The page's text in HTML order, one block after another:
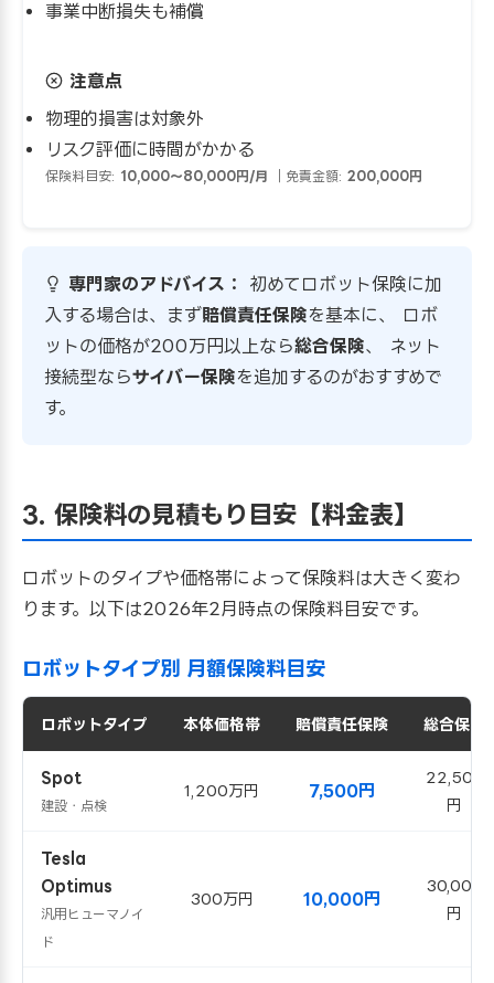
事業中断損失も補償
注意点
物理的損害は対象外
リスク評価に時間がかかる
保険料目安: 10,000〜80,000円/月 ｜免責金額: 200,000円
専門家のアドバイス：
初めてロボット保険に加
入する場合は、まず賠償責任保険を基本に、 ロボ
ットの価格が200万円以上なら総合保険、 ネット
接続型ならサイバー保険を追加するのがおすすめで
す。
3. 保険料の見積もり目安【料金表】
ロボットのタイプや価格帯によって保険料は大きく変わ
ります。以下は2026年2月時点の保険料目安です。
ロボットタイプ別 月額保険料目安
ロボットタイプ 本体価格帯 賠償責任保険 総合保険
Spot
建設・点検
1,200万円 7,500円
22,500
円
Tesla
Optimus
汎用ヒューマノイ
ド
300万円 10,000円
30,000
円